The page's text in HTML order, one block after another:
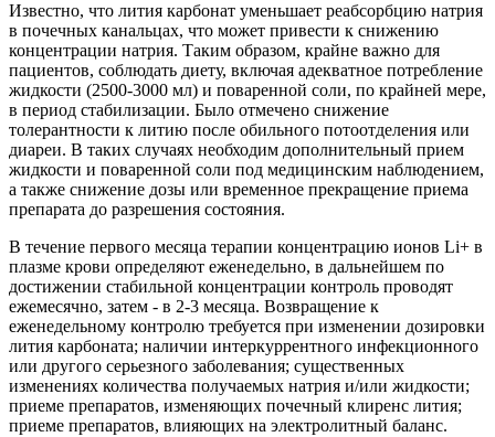
Известно, что лития карбонат уменьшает реабсорбцию натрия
в почечных канальцах, что может привести к снижению
концентрации натрия. Таким образом, крайне важно для
пациентов, соблюдать диету, включая адекватное потребление
жидкости (2500-3000 мл) и поваренной соли, по крайней мере,
в период стабилизации. Было отмечено снижение
толерантности к литию после обильного потоотделения или
диареи. В таких случаях необходим дополнительный прием
жидкости и поваренной соли под медицинским наблюдением,
а также снижение дозы или временное прекращение приема
препарата до разрешения состояния.
В течение первого месяца терапии концентрацию ионов Li+ в
плазме крови определяют еженедельно, в дальнейшем по
достижении стабильной концентрации контроль проводят
ежемесячно, затем - в 2-3 месяца. Возвращение к
еженедельному контролю требуется при изменении дозировки
лития карбоната; наличии интеркуррентного инфекционного
или другого серьезного заболевания; существенных
изменениях количества получаемых натрия и/или жидкости;
приеме препаратов, изменяющих почечный клиренс лития;
приеме препаратов, влияющих на электролитный баланс.